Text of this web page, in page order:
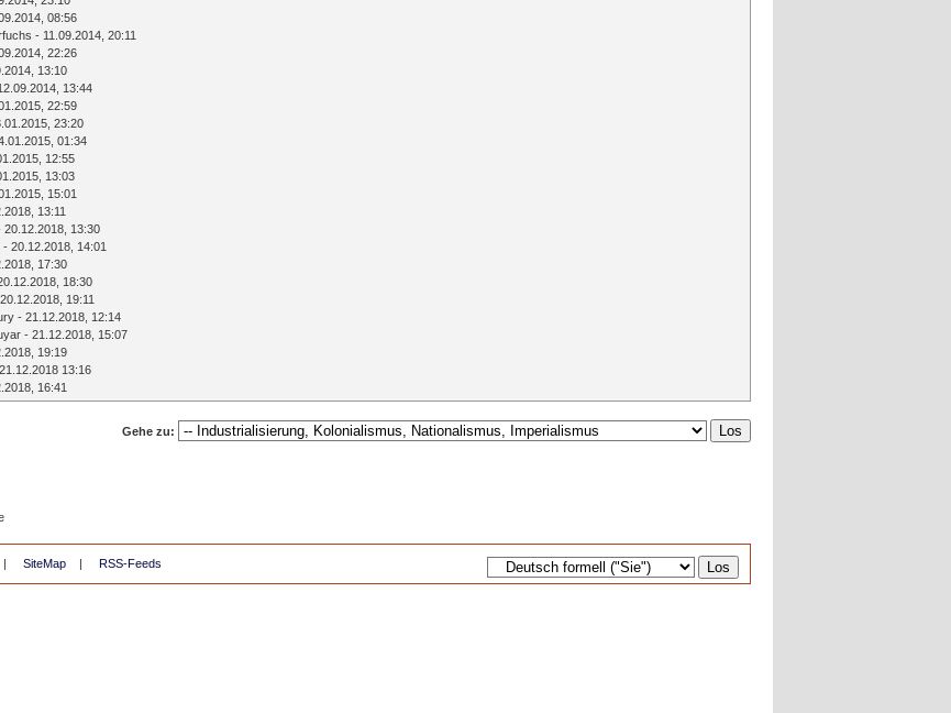
08:56
- 11.09.2014, 20:11
22:26
13:10
13:44
22:59
23:20
01:34
12:55
13:03
15:01
13:11
20.12.2018, 13:30
- 20.12.2018, 14:01
17:30
18:30
19:11
- 21.12.2018, 12:14
- 21.12.2018, 15:07
19:19
13:16
16:41
Gehe zu:
SiteMap | RSS-Feeds